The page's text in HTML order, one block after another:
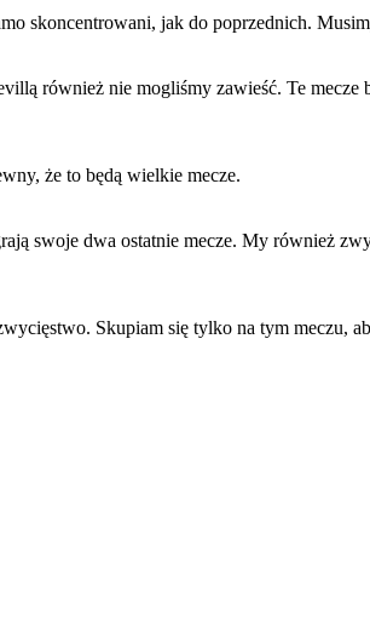
skoncentrowani, jak do poprzednich.
również nie mogliśmy zawieść. Te mecze
że to będą wielkie mecze.
swoje dwa ostatnie mecze. My również
Skupiam się tylko na tym meczu,